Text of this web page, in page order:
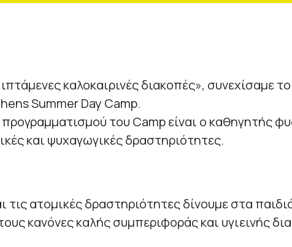
καλοκαιρινές διακοπές»,
Summer Day Camp.
προγραμματισμού του Camp είναι ο καθηγητής
και ψυχαγωγικές δραστηριότητες.
τις ατομικές δραστηριότητες δίνουμε στα
κανόνες καλής συμπεριφοράς και υγιεινής